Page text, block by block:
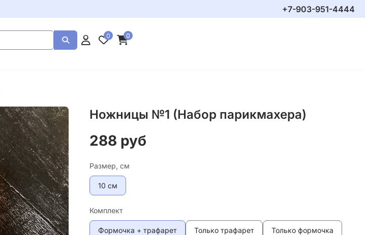
+7-903-951-4444
0 0
Ножницы №1 (Набор парикмахера)
288 руб
Размер, см
10 см
Комплект
Формочка + трафарет Только трафарет Только формочка